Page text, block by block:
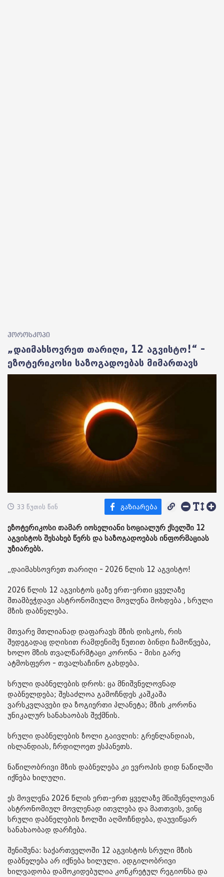
ჰოროსკოპი
„დაიმახსოვრეთ თარიღი, 12 აგვისტო!“ –
ეზოტერიკოსი საზოგადოებას მიმართავს
33 წუთის წინ
ეზოტერიკოსი თამარ იოსელიანი სოციალურ ქსელში 12
აგვისტოს შესახებ წერს და საზოგადოებას ინფორმაციას
უზიარებს.
„დაიმახსოვრეთ თარიღი - 2026 წლის 12 აგვისტო!
2026 წლის 12 აგვისტოს ცაზე ერთ-ერთი ყველაზე
შთამბეჭდავი ასტრონომიული მოვლენა მოხდება , სრული
მზის დაბნელება.
მთვარე მთლიანად დაფარავს მზის დისკოს, რის
შედეგადაც დღისით რამდენიმე წუთით ბინდი ჩამოწვება,
ხოლო მზის თვალწარმტაცი კორონა - მისი გარე
ატმოსფერო - თვალსაჩინო გახდება.
სრული დაბნელების დროს: ცა მნიშვნელოვნად
დაბნელდება; შესაძლოა გამოჩნდეს კაშკაშა
ვარსკვლავები და ზოგიერთი პლანეტა; მზის კორონა
უნიკალურ სანახაობას შექმნის.
სრული დაბნელების ზოლი გაივლის: გრენლანდიას,
ისლანდიას, ჩრდილოეთ ესპანეთს.
ნაწილობრივი მზის დაბნელება კი ევროპის დიდ ნაწილში
იქნება ხილული.
ეს მოვლენა 2026 წლის ერთ-ერთ ყველაზე მნიშვნელოვან
ასტრონომიულ მოვლენად ითვლება და მათთვის, ვინც
სრული დაბნელების ზოლში აღმოჩნდება, დაუვიწყარ
სანახაობად დარჩება.
შენიშვნა: საქართველოში 12 აგვისტოს სრული მზის
დაბნელება არ იქნება ხილული. ადგილობრივი
ხილვადობა დამოკიდებულია კონკრეტულ რეგიონსა და